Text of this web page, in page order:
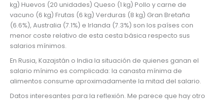
kg) Huevos (20 unidades) Queso (1 kg) Pollo y carne de
vacuno (6 kg) Frutas (6 kg) Verduras (8 kg) Gran Bretaña
(6.6%), Australia (7.1%) e Irlanda (7.3%) son los países con
menor coste relativo de esta cesta básica respecto sus
salarios mínimos.
En Rusia, Kazajstán o India la situación de quienes ganan el
salario mínimo es complicada: la canasta mínima de
alimentos consume aproximadamente la mitad del salario.
Datos interesantes para la reflexión. Me parece que hay otro